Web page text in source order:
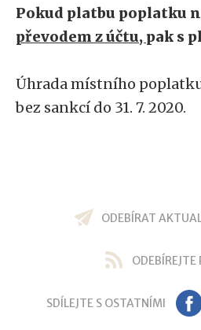
Pokud platbu poplatku
převodem z účtu, pak s
Úhrada místního
bez sankcí do 31. 7. 2020.
ODEBÍRAT
ODEBÍREJTE
SDÍLEJTE S OSTATNÍMI FB